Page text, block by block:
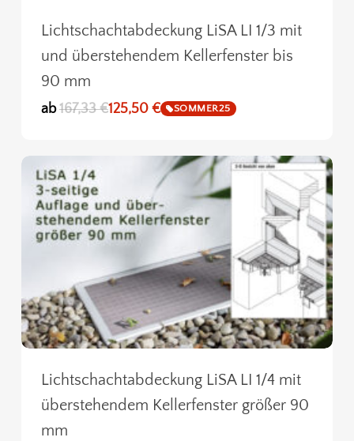
Lichtschachtabdeckung LiSA LI 1/3 mit
und überstehendem Kellerfenster bis
90 mm
ab 167,33€125,50 € SOMMER25
Lichtschachtabdeckung LiSA LI 1/4 mit
überstehendem Kellerfenster größer 90
mm